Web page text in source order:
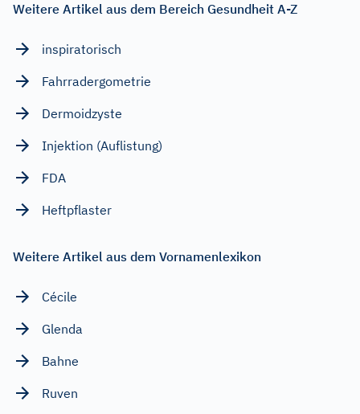
Weitere Artikel aus dem Bereich Gesundheit A-Z
inspiratorisch
Fahrradergometrie
Dermoidzyste
Injektion (Auflistung)
FDA
Heftpflaster
Weitere Artikel aus dem Vornamenlexikon
Cécile
Glenda
Bahne
Ruven